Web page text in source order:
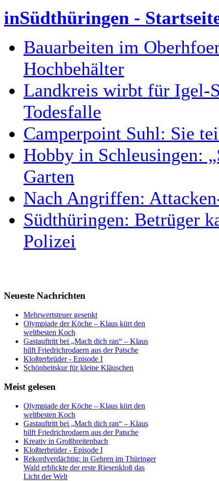
inSüdthüringen -
Bauarbeiten im
Hochbehälter
Landkreis wirbt für Igel-
Todesfalle
Camperpoint Suhl: Sie
Hobby in Schleusingen:
Garten
Nach Angriffen:
Südthüringen: Betrüger
Polizei
Neueste Nachrichten
Mehrwertsteuer gesenkt
Olympiade der Köche – Klaus kürt den
weltbesten Koch
Gastauftritt bei „Mach dich ran“ – Klaus
hilft Friedrichrodaern aus der Patsche
Kloßterbrüder - Episode I
Schönheitskur für kleine Kläuschen
Meist gelesen
Olympiade der Köche – Klaus kürt den
weltbesten Koch
Gastauftritt bei „Mach dich ran“ – Klaus
hilft Friedrichrodaern aus der Patsche
Kreativ in Großbreitenbach
Kloßterbrüder - Episode I
Rekordverdächtig: in Gehren im Thüringer
Wald erblickte der erste Riesenkloß das
Licht der Welt